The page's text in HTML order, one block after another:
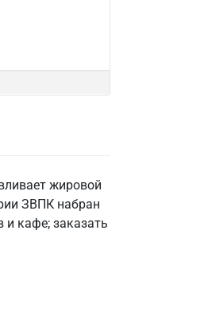
жировой
ЗВПК набран
и кафе; заказать